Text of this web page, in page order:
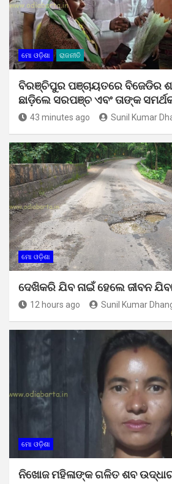
ମୋ ଓଡ଼ିଶା ରାଜନୀତି
ବିରଞ୍ଚିପୁର ପଞ୍ଚାୟତରେ ବିଜେଡିର
ଛାଡ଼ିଲେ ସରପଞ୍ଚ ଏବଂ ତାଙ୍କ
43 minutes ago Sunil Kumar
ମୋ ଓଡ଼ିଶା
ଦେଖିକରି ଯିବ ନାଇଁ ହେଲେ ଜୀବନ
12 hours ago Sunil Kumar
ମୋ ଓଡ଼ିଶା
ନିଖୋଜ ମହିଳାଙ୍କ ଗଳିତ ଶବ